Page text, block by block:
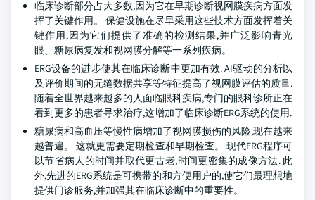
临床诊断部分占大多数,因为它在早期诊断视网膜疾病方面发
挥了关键作用。 保健设施在尽早采用这些技术方面发挥着关
键作用,因为它们提供了准确的检测结果,并广泛影响青光
眼、糖尿病复发和视网膜分解等一系列疾病。
ERG设备的进步使其在临床诊断中更加有效. AI驱动的分析以
及评价期间的无缝数据共享等特征提高了视网膜评估的质量.
随着全世界越来越多的人面临眼科疾病,专门的眼科诊所正在
看到更多的患者寻求治疗,这增加了临床诊断ERG系统的使用.
糖尿病和高血压等慢性病增加了视网膜损伤的风险,现在越来
越普遍。 这就更需要定期检查和早期检查。 现代ERG程序可
以节省病人的时间并取代更古老,时间更密集的成像方法. 此
外,先进的ERG系统是可携带的和方便用户的,使它们最理想地
提供门诊服务,并加强其在临床诊断中的重要性。